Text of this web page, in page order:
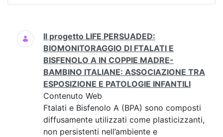
Ricerca
Il progetto LIFE PERSUADED:
BIOMONITORAGGIO DI FTALATI E
BISFENOLO A IN COPPIE MADRE-
BAMBINO ITALIANE: ASSOCIAZIONE TRA
ESPOSIZIONE E PATOLOGIE INFANTILI
Contenuto Web
Ftalati e Bisfenolo A (BPA) sono composti
diffusamente utilizzati come plasticizzanti,
non persistenti nell’ambiente e